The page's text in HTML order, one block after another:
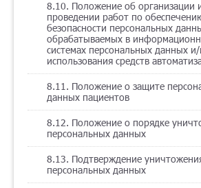
8.10. Положение об организации
проведении работ по
безопасности персональных
обрабатываемых в
системах персональных данных
использования средств
8.11. Положение о защите
данных пациентов
8.12. Положение о порядке
персональных данных
8.13. Подтверждение
персональных данных